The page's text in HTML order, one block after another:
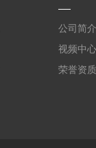
公司简介
视频中心
荣誉资质